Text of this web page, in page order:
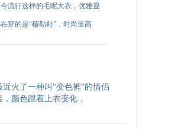
流行这样的毛呢大衣，优雅显
穿的是“穆勒鞋”，时尚显高
近火了一种叫“变色裤”的情侣
，颜色跟着上衣变化，